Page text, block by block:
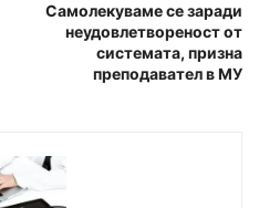
Самолекуваме се заради
неудовлетвореност от
системата, призна
преподавател в МУ